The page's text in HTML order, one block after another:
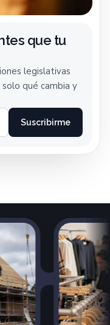
que tu
legislativas
qué cambia y
Suscribirme